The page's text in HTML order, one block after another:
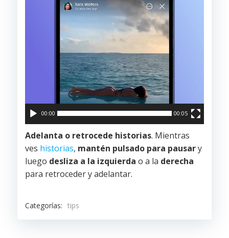
00:00 00:05
Adelanta o retrocede historias. Mientras
ves historias, mantén pulsado para pausary
luego desliza a la izquierda o a la derecha
para retroceder y adelantar.
Categorías: tips